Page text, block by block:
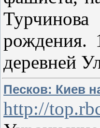
рождения.
деревней
Песков: Киев
http://